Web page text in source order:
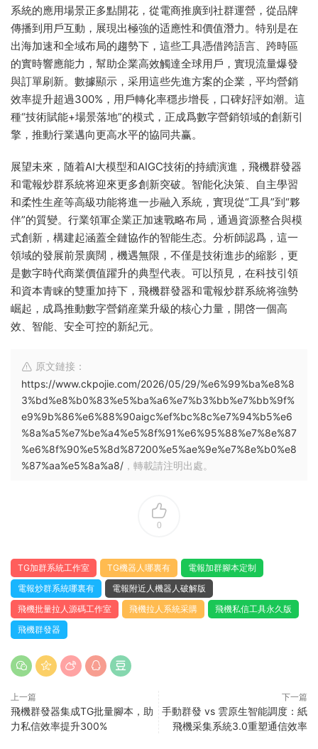
系統的應用場景正多點開花，從電商推廣到社群運營，從品牌
傳播到用戶互動，展現出極強的适應性和價值潛力。特别是在
出海加速和全域布局的趨勢下，這些工具憑借跨語言、跨時區
的實時響應能力，幫助企業高效觸達全球用戶，實現流量爆發
與訂單刷新。數據顯示，采用這些先進方案的企業，平均營銷
效率提升超過300%，用戶轉化率穩步增長，口碑好評如潮。這
種“技術賦能+場景落地”的模式，正成爲數字營銷領域的創新引
擎，推動行業邁向更高水平的協同共赢。
展望未來，随着AI大模型和AIGC技術的持續演進，飛機群發器
和電報炒群系統将迎來更多創新突破。智能化決策、自主學習
和柔性生産等高級功能将進一步融入系統，實現從“工具”到“夥
伴”的質變。行業領軍企業正加速戰略布局，通過資源整合與模
式創新，構建起涵蓋全鏈協作的智能生态。分析師認爲，這一
領域的發展前景廣闊，機遇無限，不僅是技術進步的縮影，更
是數字時代商業價值躍升的典型代表。可以預見，在科技引領
和資本青睐的雙重加持下，飛機群發器和電報炒群系統将強勢
崛起，成爲推動數字營銷産業升級的核心力量，開啓一個高
效、智能、安全可控的新紀元。
原文鏈接：
https://www.ckpojie.com/2026/05/29/%e6%99%ba%e8%8
3%bd%e8%b0%83%e5%ba%a6%e7%b3%bb%e7%bb%9f%
e9%9b%86%e6%88%90aigc%ef%bc%8c%e7%94%b5%e6
%8a%a5%e7%be%a4%e5%8f%91%e6%95%88%e7%8e%87
%e6%8f%90%e5%8d%87200%e5%ae%9e%e7%8e%b0%e8
%87%aa%e5%8a%a8/ ，轉載請注明出處。
0
TG加群系統工作室 TG機器人哪裏有
電報加群腳本定制
電報炒群系統哪裏有
電報附近人機器人破解版
飛機批量拉人源碼工作室
飛機拉人系統采購
飛機私信工具永久版
飛機群發器
上一篇
飛機群發器集成TG批量腳本，助
力私信效率提升300%
下一篇
手動群發 vs 雲原生智能調度：紙
飛機采集系統3.0重塑通信效率